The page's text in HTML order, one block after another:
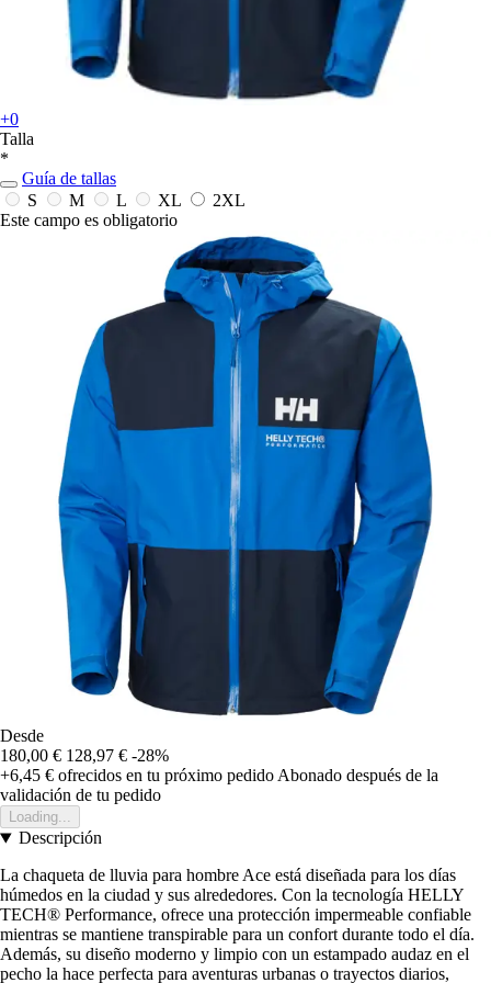
+0
Talla
*
Guía de tallas
S
M L XL
2XL
Este campo es obligatorio
Desde
180,00 € 128,97 € -28%
+6,45 € ofrecidos en tu próximo pedidoAbonado después de la
validación de tu pedido
Loading...
Descripción
La chaqueta de lluvia para hombre Ace está diseñada para los días
húmedos en la ciudad y sus alrededores. Con la tecnología HELLY
TECH® Performance, ofrece una protección impermeable confiable
mientras se mantiene transpirable para un confort durante todo el día.
Además, su diseño moderno y limpio con un estampado audaz en el
pecho la hace perfecta para aventuras urbanas o trayectos diarios,